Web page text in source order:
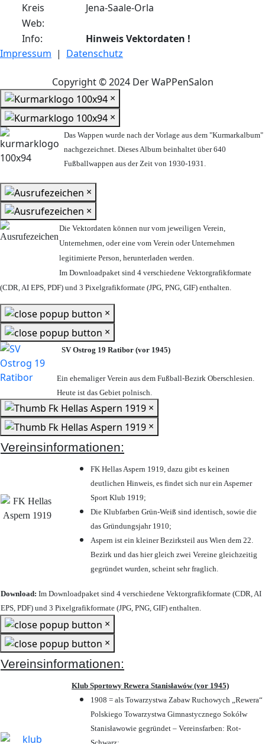
Kreis
Jena-Saale-Orla
Web:
Info:
Hinweis Vektordaten !
Impressum | Datenschutz
Copyright © 2024 Der WaPPenSalon
×
×
Das Wappen wurde nach der Vorlage aus dem "Kurmarkalbum"
nachgezeichnet. Dieses Album beinhaltet über 640
Fußballwappen aus der Zeit von 1930-1931.
×
×
Die Vektordaten können nur vom jeweiligen Verein,
Unternehmen, oder eine vom Verein oder Unternehmen
legitimierte Person, herunterladen werden.
Im Downloadpaket sind 4 verschiedene Vektorgrafikformate
(CDR, AI EPS, PDF) und 3 Pixelgrafikformate (JPG, PNG, GIF) enthalten.
×
×
SV Ostrog 19 Ratibor (vor 1945)
Ein ehemaliger Verein aus dem Fußball-Bezirk Oberschlesien.
Heute ist das Gebiet polnisch.
×
×
Vereinsinformationen:
FK Hellas Aspern 1919, dazu gibt es keinen
deutlichen Hinweis, es findet sich nur ein Asperner
Sport Klub 1919;
Die Klubfarben Grün-Weiß sind identisch, sowie die
das Gründungsjahr 1910;
Aspern ist ein kleiner Bezirksteil aus Wien dem 22.
Bezirk und das hier gleich zwei Vereine gleichzeitig
gegründet wurden, scheint sehr fraglich.
Download: Im Downloadpaket sind 4 verschiedene Vektorgrafikformate (CDR, AI
EPS, PDF) und 3 Pixelgrafikformate (JPG, PNG, GIF) enthalten.
×
×
Vereinsinformationen:
Klub Sportowy Rewera Stanisławów (vor 1945)
1908 = als Towarzystwa Zabaw Ruchowych „Rewera“
Polskiego Towarzystwa Gimnastycznego Sokółw
Stanisławowie gegründet – Vereinsfarben: Rot-